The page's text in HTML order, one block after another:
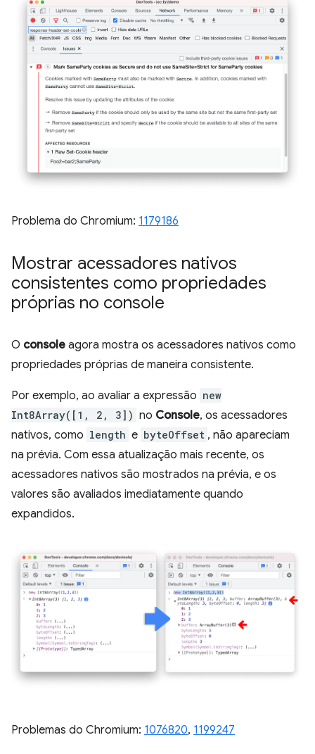
Problema do Chromium: 1179186
Mostrar acessadores nativos
consistentes como propriedades
próprias no console
O console agora mostra os acessadores nativos como
propriedades próprias de maneira consistente.
Por exemplo, ao avaliar a expressão new
Int8Array([1, 2, 3]) no Console, os acessadores
nativos, como length e byteOffset , não apareciam
na prévia. Com essa atualização mais recente, os
acessadores nativos são mostrados na prévia, e os
valores são avaliados imediatamente quando
expandidos.
Problemas do Chromium: 1076820, 1199247